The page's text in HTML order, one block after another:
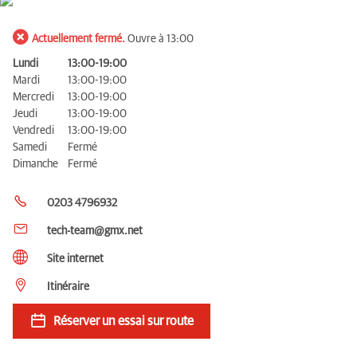
Actuellement fermé. Ouvre à 13:00
Lundi
13:00-19:00
Mardi
13:00-19:00
Mercredi
13:00-19:00
Jeudi
13:00-19:00
Vendredi
13:00-19:00
Samedi
Fermé
Dimanche
Fermé
0203 4796932
tech-team@gmx.net
Site internet
Itinéraire
Réserver un essai sur route